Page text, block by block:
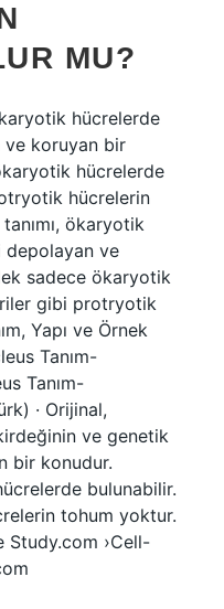
MU?
hücrelerde
koruyan bir
hücrelerde
hücrelerin
ökaryotik
depolayan ve
sadece ökaryotik
gibi protryotik
Yapı ve Örnek
Tanım-
Tanım-
· Orijinal,
ve genetik
bir konudur.
bulunabilir.
tohum yoktur.
Study.com ›Cell-